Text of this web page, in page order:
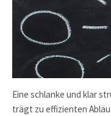
Eine schlanke und klar
trägt zu effizienten